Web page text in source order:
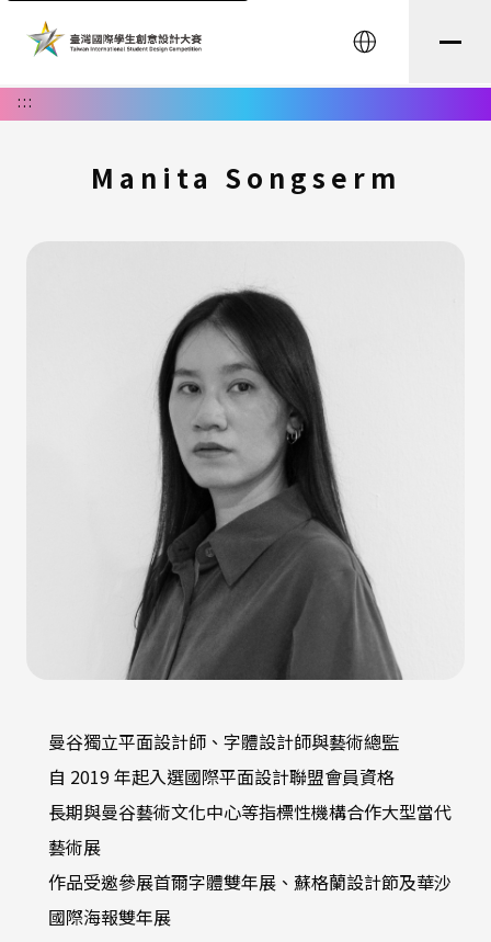
English
:::
Manita Songserm
曼谷獨立平面設計師、字體設計師與藝術總監
自 2019 年起入選國際平面設計聯盟會員資格
長期與曼谷藝術文化中心等指標性機構合作大型當代
藝術展
作品受邀參展首爾字體雙年展、蘇格蘭設計節及華沙
國際海報雙年展